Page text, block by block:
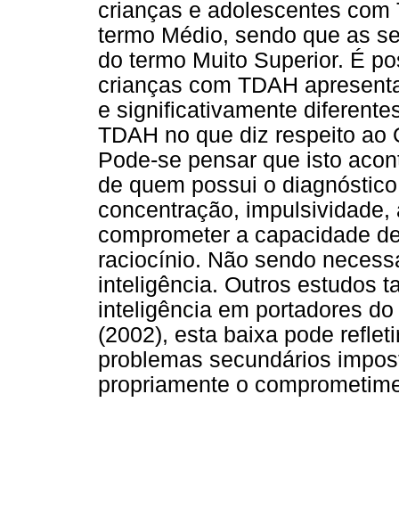
crianças e adolescentes
termo Médio, sendo que as
do termo Muito Superior. É
crianças com TDAH
e significativamente
TDAH no que diz respeito ao
Pode-se pensar que isto
de quem possui o
concentração,
comprometer a capacidade
raciocínio. Não sendo
inteligência. Outros estudos
inteligência em portadores
(2002), esta baixa pode
problemas secundários
propriamente o